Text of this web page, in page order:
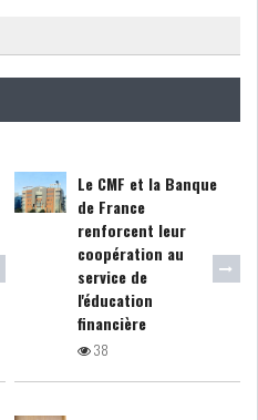
RSS ANALYSES QUOTIDIENNES
RSS ANALYSES HEBDOMADAIRES
RSS ZOOMS
PHARMACEUTIQUE
Le CMF et la Banque
de France
renforcent leur
coopération au
service de
l'éducation
financière
38